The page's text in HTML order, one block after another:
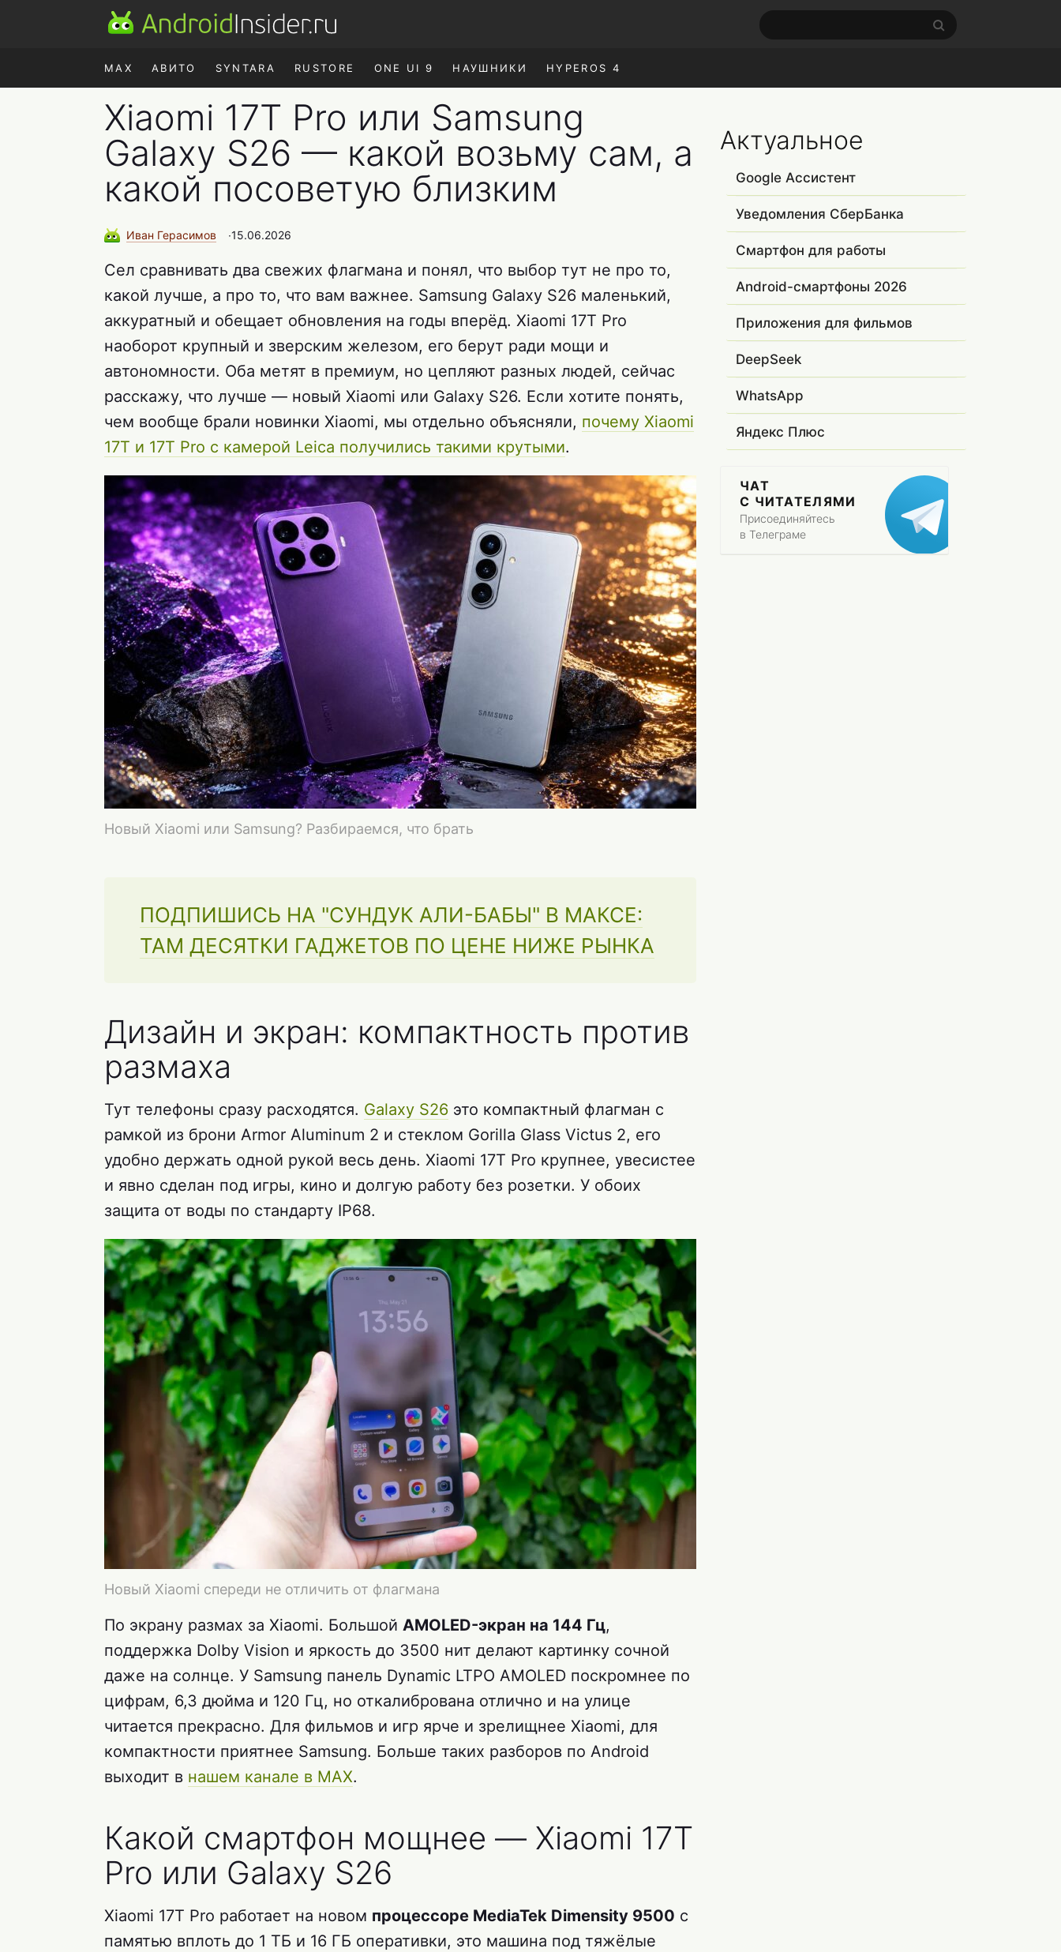
MAX АВИТО SYNTARA RUSTORE ONE UI 9 НАУШНИКИ HYPEROS 4
Xiaomi 17T Pro или Samsung
Galaxy S26 — какой возьму сам, а
какой посоветую близким
Иван Герасимов ∙15.06.2026
Сел сравнивать два свежих флагмана и понял, что выбор тут не про то,
какой лучше, а про то, что вам важнее. Samsung Galaxy S26 маленький,
аккуратный и обещает обновления на годы вперёд. Xiaomi 17T Pro
наоборот крупный и зверским железом, его берут ради мощи и
автономности. Оба метят в премиум, но цепляют разных людей, сейчас
расскажу, что лучше — новый Xiaomi или Galaxy S26. Если хотите понять,
чем вообще брали новинки Xiaomi, мы отдельно объясняли, почему Xiaomi
17T и 17T Pro с камерой Leica получились такими крутыми.
Новый Xiaomi или Samsung? Разбираемся, что брать
ПОДПИШИСЬ НА "СУНДУК АЛИ-БАБЫ" В МАКСЕ:
ТАМ ДЕСЯТКИ ГАДЖЕТОВ ПО ЦЕНЕ НИЖЕ РЫНКА
Дизайн и экран: компактность против
размаха
Тут телефоны сразу расходятся. Galaxy S26 это компактный флагман с
рамкой из брони Armor Aluminum 2 и стеклом Gorilla Glass Victus 2, его
удобно держать одной рукой весь день. Xiaomi 17T Pro крупнее, увесистее
и явно сделан под игры, кино и долгую работу без розетки. У обоих
защита от воды по стандарту IP68.
Новый Xiaomi спереди не отличить от флагмана
По экрану размах за Xiaomi. Большой AMOLED-экран на 144 Гц,
поддержка Dolby Vision и яркость до 3500 нит делают картинку сочной
даже на солнце. У Samsung панель Dynamic LTPO AMOLED поскромнее по
цифрам, 6,3 дюйма и 120 Гц, но откалибрована отлично и на улице
читается прекрасно. Для фильмов и игр ярче и зрелищнее Xiaomi, для
компактности приятнее Samsung. Больше таких разборов по Android
выходит в нашем канале в MAX.
Какой смартфон мощнее — Xiaomi 17T
Pro или Galaxy S26
Xiaomi 17T Pro работает на новом процессоре MediaTek Dimensity 9500 с
памятью вплоть до 1 ТБ и 16 ГБ оперативки, это машина под тяжёлые
Актуальное
Google Ассистент
Уведомления СберБанка
Смартфон для работы
Android-смартфоны 2026
Приложения для фильмов
DeepSeek
WhatsApp
Яндекс Плюс
ЧАТ
С ЧИТАТЕЛЯМИ
Присоединяйтесь
в Телеграме